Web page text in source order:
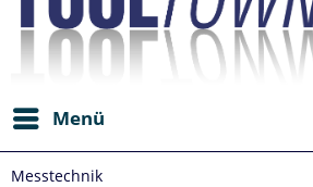
Menü
Messtechnik